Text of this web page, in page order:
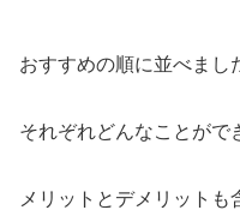
おすすめの順に並べまし
それぞれどんなことがで
メリットとデメリットも